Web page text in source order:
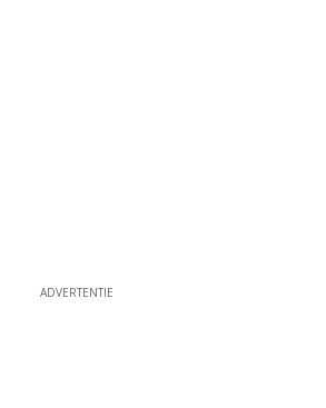
ADVERTENTIE